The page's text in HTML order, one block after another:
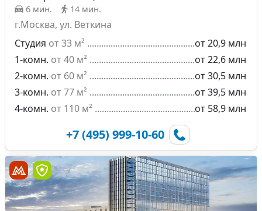
6 мин. 14 мин.
г.Москва, ул. Веткина
Студия от 33 м²
от 20,9 млн
1-комн. от 40 м²
от 22,6 млн
2-комн. от 60 м²
от 30,5 млн
3-комн. от 77 м²
от 39,5 млн
4-комн. от 110 м² от 58,9 млн
+7 (495) 999-10-60